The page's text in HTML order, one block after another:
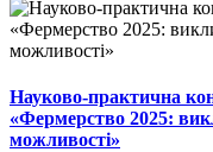
Науково-практична
«Фермерство 2025:
можливості»